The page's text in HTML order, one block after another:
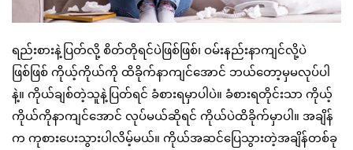
ရည်းစားနဲ့ပြတ်လို့ စိတ်တိုရင်ပဲဖြစ်ဖြစ်၊ ဝမ်းနည်းနာကျင်လို့ပဲ
ဖြစ်ဖြစ် ကိုယ့်ကိုယ်ကို ထိခိုက်နာကျင်အောင် ဘယ်တော့မှမလုပ်ပါ
နဲ့။ ကိုယ်ချစ်တဲ့သူနဲ့ပြတ်ရင် ခံစားရမှာပါပဲ။ ခံစားရတိုင်းသာ ကိုယ့်
ကိုယ်ကိုနာကျင်အောင် လုပ်မယ်ဆိုရင် ကိုယ်ပဲထိခိုက်မှာပါ။ အချိန်
က ကုစားပေးသွားပါလိမ့်မယ်။ ကိုယ်အဆင်ပြေသွားတဲ့အချိန်တစ်ခု